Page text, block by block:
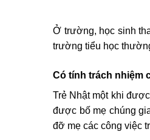
Ở trường, học sinh
trường tiểu học
Có tính trách nhiệm
Trẻ Nhật một khi
được bố mẹ chúng
đỡ mẹ các công việc